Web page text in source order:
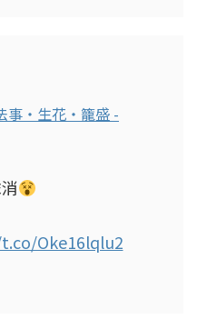
事・生花・籠盛 -
Oke16lqlu2